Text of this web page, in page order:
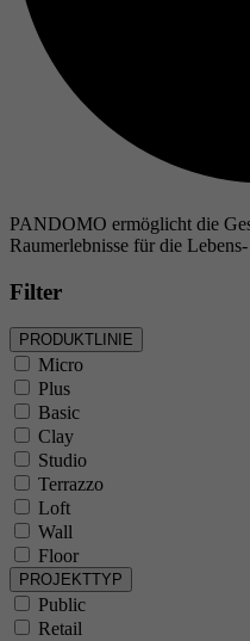
PANDOMO ermöglicht die
Raumerlebnisse für die
Filter
PRODUKTLINIE
Micro
Plus
Basic
Clay
Studio
Terrazzo
Loft
Wall
Floor
PROJEKTTYP
Public
Retail